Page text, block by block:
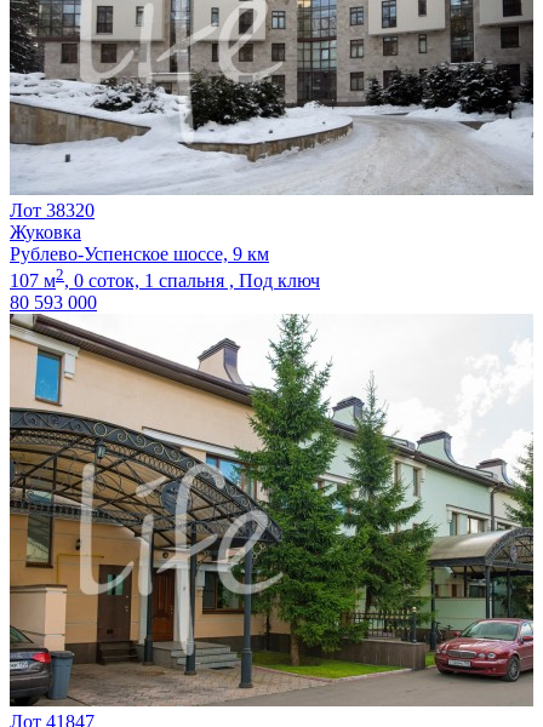
Лот 38320
Жуковка
Рублево-Успенское шоссе, 9 км
107 м2, 0 соток, 1 спальня , Под ключ
80 593 000
Лот 41847